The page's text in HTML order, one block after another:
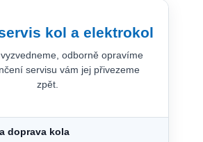
kol a elektrokol
odborně opravíme
servisu vám jej přivezeme
zpět.
doprava kola